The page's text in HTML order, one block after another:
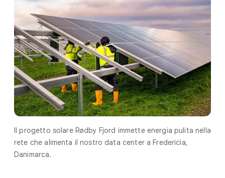
Il progetto solare Rødby Fjord immette energia pulita nella
rete che alimenta il nostro data center a Fredericia,
Danimarca.